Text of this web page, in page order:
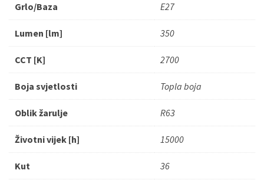
Grlo/Baza E27
Lumen [lm] 350
CCT [K] 2700
Boja svjetlosti Topla boja
Oblik žarulje R63
Životni vijek [h] 15000
Kut 36